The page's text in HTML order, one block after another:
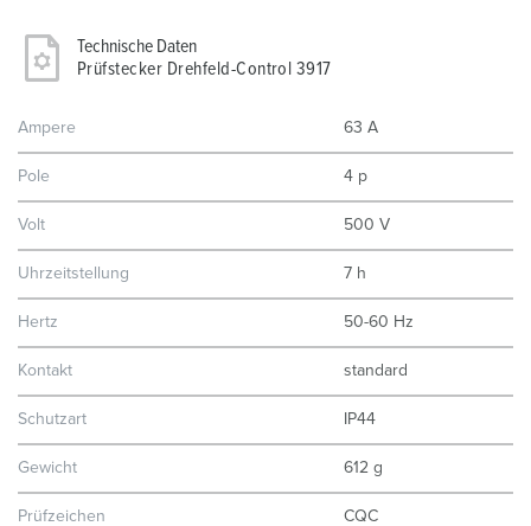
Technische Daten
Prüfstecker Drehfeld-Control 3917
Ampere 63 A
Pole 4 p
Volt 500 V
Uhrzeitstellung 7 h
Hertz 50-60 Hz
Kontakt standard
Schutzart IP44
Gewicht 612 g
Prüfzeichen CQC